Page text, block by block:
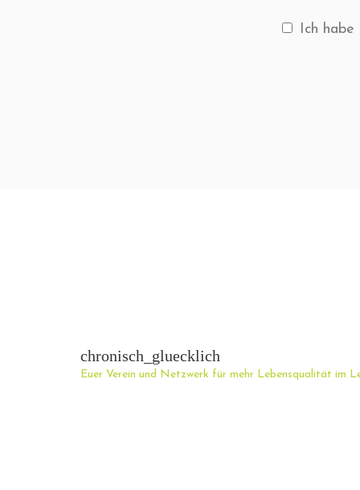
Ich
chronisch_gluecklich
Euer Verein und Netzwerk für mehr Lebensqualität im